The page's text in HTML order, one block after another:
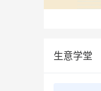
生意学堂